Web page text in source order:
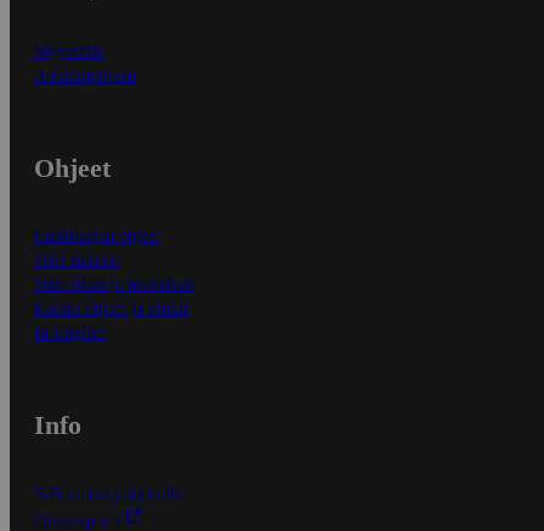
Myymälät
Asiakaspalvelu
Ohjeet
Ensitilaajan ohjeet
Näin maksat
Näin tilaat ja muokkaat
Kaikki ohjeet ja vinkit
In English
Info
S-Business yrityksille
Oiva-raportit